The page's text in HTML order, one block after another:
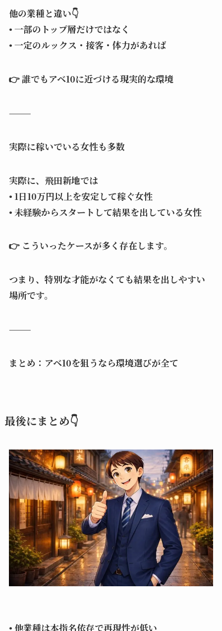
他の業種と違い👇
• 一部のトップ層だけではなく
• 一定のルックス・接客・体力があれば
👉 誰でもアベ10に近づける現実的な環境
⸻
実際に稼いでいる女性も多数
実際に、飛田新地では
• 1日10万円以上を安定して稼ぐ女性
• 未経験からスタートして結果を出している女性
👉 こういったケースが多く存在します。
つまり、特別な才能がなくても結果を出しやすい
場所です。
⸻
まとめ：アベ10を狙うなら環境選びが全て
最後にまとめ👇
• 他業種は本指名依存で再現性が低い